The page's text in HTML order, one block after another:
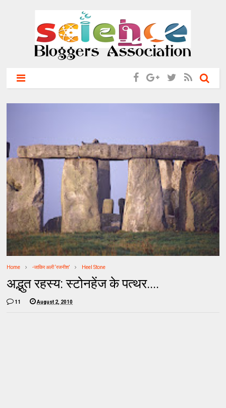
Home -जाकिर अली ‘रजनीश’ Heel Stone
अद्भुत रहस्य: स्टोनहेंज के पत्थर....
11 August 2, 2010